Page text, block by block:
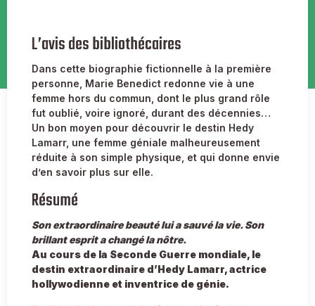
L’avis des bibliothécaires
Dans cette biographie fictionnelle à la première
personne, Marie Benedict redonne vie à une
femme hors du commun, dont le plus grand rôle
fut oublié, voire ignoré, durant des décennies…
Un bon moyen pour découvrir le destin Hedy
Lamarr, une femme géniale malheureusement
réduite à son simple physique, et qui donne envie
d’en savoir plus sur elle.
Résumé
Son extraordinaire beauté lui a sauvé la vie. Son
brillant esprit a changé la nôtre.
Au cours de la Seconde Guerre mondiale, le
destin extraordinaire d’Hedy Lamarr, actrice
hollywodienne et inventrice de génie.